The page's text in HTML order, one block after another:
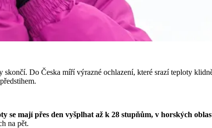
Do Česka míří výrazné ochlazení, které srazí teploty
se mají přes den vyšplhat až k 28 stupňům, v horských
na pět.